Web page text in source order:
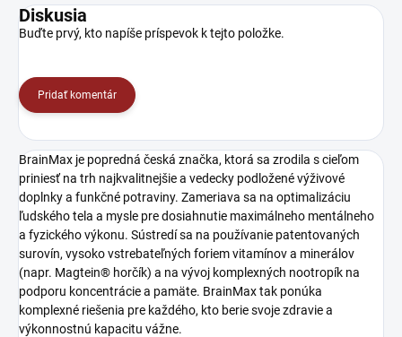
Diskusia
Buďte prvý, kto napíše príspevok k tejto položke.
Pridať komentár
BrainMax je popredná česká značka, ktorá sa zrodila s cieľom
priniesť na trh najkvalitnejšie a vedecky podložené výživové
doplnky a funkčné potraviny. Zameriava sa na optimalizáciu
ľudského tela a mysle pre dosiahnutie maximálneho mentálneho
a fyzického výkonu. Sústredí sa na používanie patentovaných
surovín, vysoko vstrebateľných foriem vitamínov a minerálov
(napr. Magtein® horčík) a na vývoj komplexných nootropík na
podporu koncentrácie a pamäte. BrainMax tak ponúka
komplexné riešenia pre každého, kto berie svoje zdravie a
výkonnostnú kapacitu vážne.